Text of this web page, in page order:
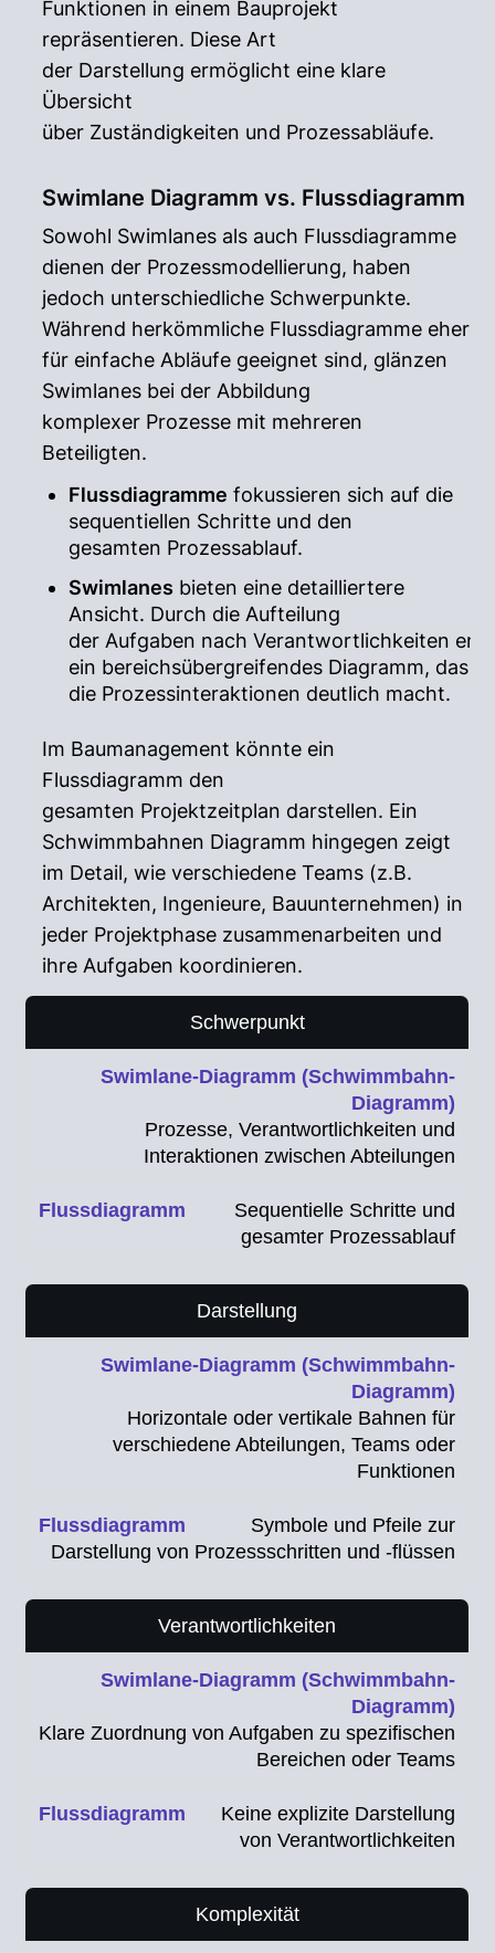
Funktionen in einem Bauprojekt
repräsentieren. Diese Art
der Darstellung ermöglicht eine klare
Übersicht
über Zuständigkeiten und Prozessabläufe.
Swimlane Diagramm vs. Flussdiagramm
Sowohl Swimlanes als auch Flussdiagramme
dienen der Prozessmodellierung, haben
jedoch unterschiedliche Schwerpunkte.
Während herkömmliche Flussdiagramme eher
für einfache Abläufe geeignet sind, glänzen
Swimlanes bei der Abbildung
komplexer Prozesse mit mehreren
Beteiligten.
Flussdiagramme fokussieren sich auf die
sequentiellen Schritte und den
gesamten Prozessablauf.
Swimlanes bieten eine detailliertere
Ansicht. Durch die Aufteilung
der Aufgaben nach Verantwortlichkeiten
ein bereichsübergreifendes Diagramm, das
die Prozessinteraktionen deutlich macht.
Im Baumanagement könnte ein
Flussdiagramm den
gesamten Projektzeitplan darstellen. Ein
Schwimmbahnen Diagramm hingegen zeigt
im Detail, wie verschiedene Teams (z.B.
Architekten, Ingenieure, Bauunternehmen) in
jeder Projektphase zusammenarbeiten und
ihre Aufgaben koordinieren.
Schwerpunkt
Prozesse, Verantwortlichkeiten und
Interaktionen zwischen Abteilungen
Sequentielle Schritte und
gesamter Prozessablauf
Darstellung
Horizontale oder vertikale Bahnen für
verschiedene Abteilungen, Teams oder
Funktionen
Symbole und Pfeile zur
Darstellung von Prozessschritten und -flüssen
Verantwortlichkeiten
Klare Zuordnung von Aufgaben zu spezifischen
Bereichen oder Teams
Keine explizite Darstellung
von Verantwortlichkeiten
Komplexität